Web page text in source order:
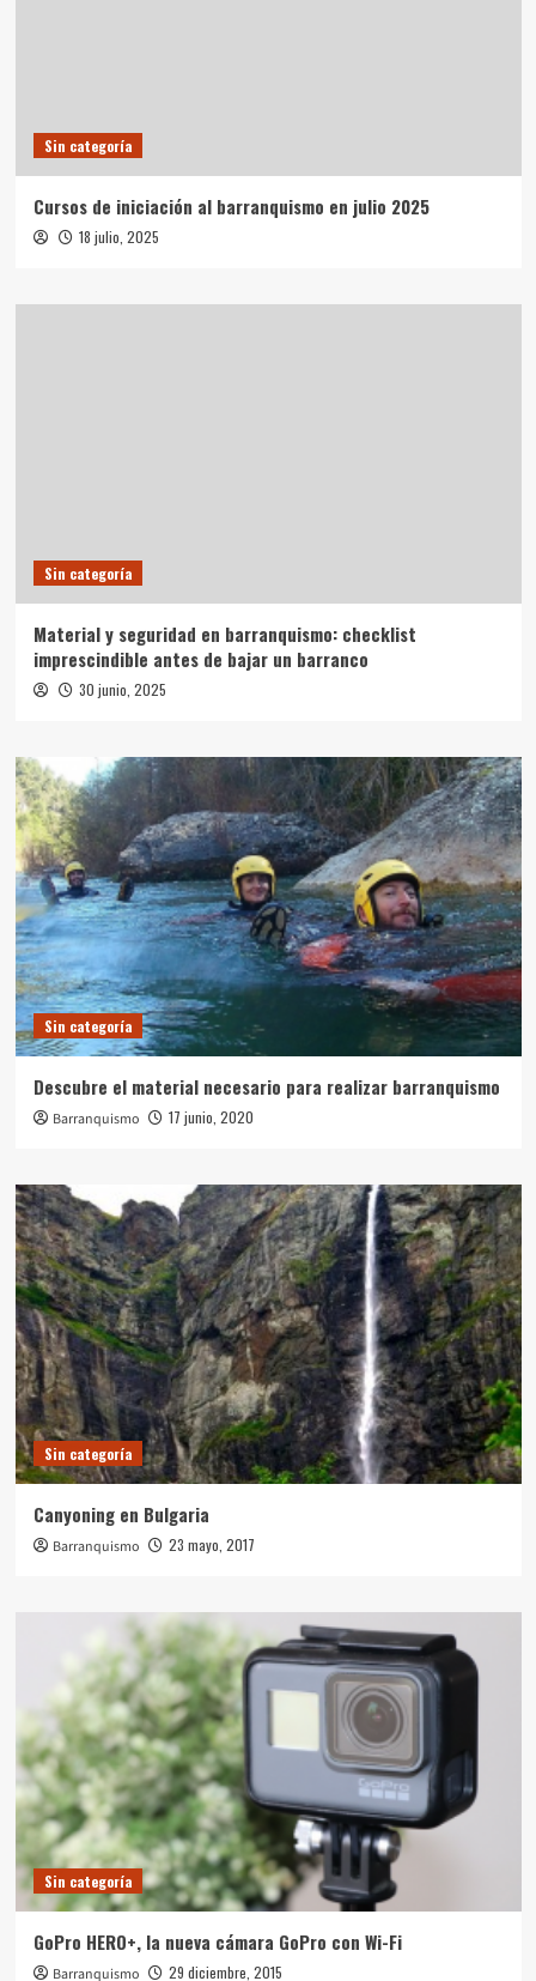
Sin categoría
Cursos de iniciación al barranquismo en julio 2025
18 julio, 2025
Sin categoría
Material y seguridad en barranquismo: checklist
imprescindible antes de bajar un barranco
30 junio, 2025
Sin categoría
Descubre el material necesario para realizar barranquismo
Barranquismo 17 junio, 2020
Sin categoría
Canyoning en Bulgaria
Barranquismo 23 mayo, 2017
Sin categoría
GoPro HERO+, la nueva cámara GoPro con Wi-Fi
Barranquismo 29 diciembre, 2015